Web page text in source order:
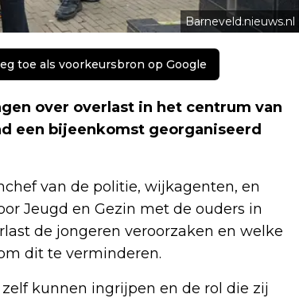
Barneveld.nieuws.nl
toe als voorkeursbron op Google
over overlast in het centrum van
een bijeenkomst georganiseerd
van de politie, wijkagenten, en
Jeugd en Gezin met de ouders in
de jongeren veroorzaken en welke
dit te verminderen.
kunnen ingrijpen en de rol die zij